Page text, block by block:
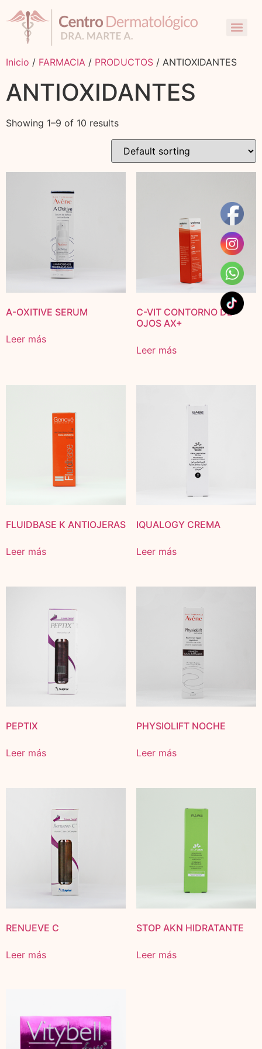
Inicio / FARMACIA / PRODUCTOS / ANTIOXIDANTES
ANTIOXIDANTES
Showing 1–9 of 10 results
A-OXITIVE SERUM
Leer más
C-VIT CONTORNO DE
OJOS AX+
Leer más
FLUIDBASE K ANTIOJERAS
Leer más
IQUALOGY CREMA
Leer más
PEPTIX
Leer más
PHYSIOLIFT NOCHE
Leer más
RENUEVE C
Leer más
STOP AKN HIDRATANTE
Leer más